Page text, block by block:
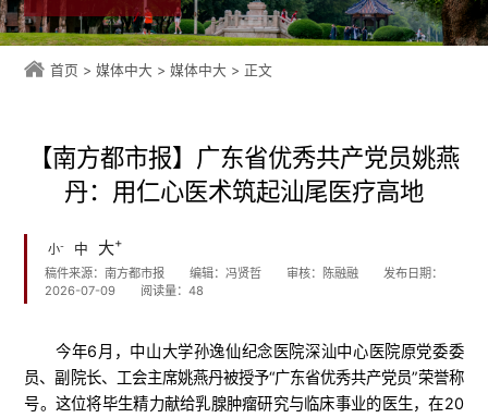
首页 >媒体中大 >媒体中大 > 正文
【南方都市报】广东省优秀共产党员姚燕
丹：用仁心医术筑起汕尾医疗高地
小- 中 大+
稿件来源：南方都市报
编辑：冯贤哲 审核：陈融融
发布日期：
2026-07-09
阅读量：48
今年6月，中山大学孙逸仙纪念医院深汕中心医院原党委委
员、副院长、工会主席姚燕丹被授予“广东省优秀共产党员”荣誉称
号。这位将毕生精力献给乳腺肿瘤研究与临床事业的医生，在20